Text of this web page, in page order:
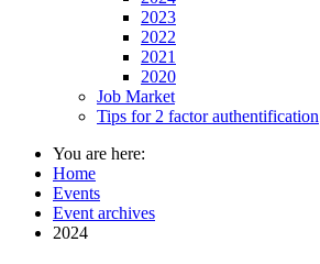
2023
2022
2021
2020
Job Market
Tips for 2 factor authentification
You are here:
Home
Events
Event archives
2024